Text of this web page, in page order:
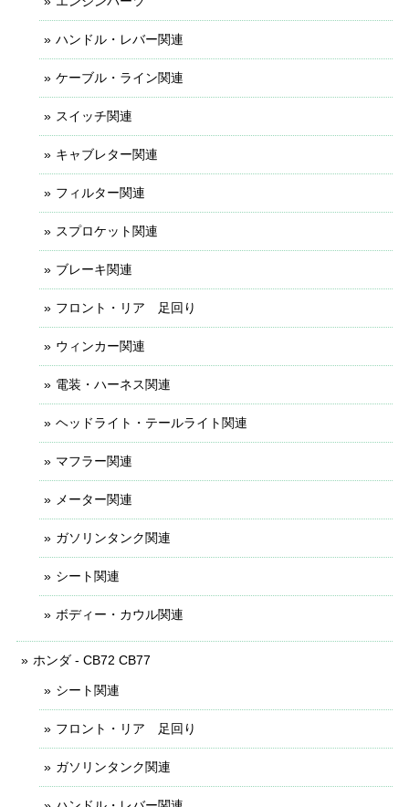
ハンドル・レバー関連
ケーブル・ライン関連
スイッチ関連
キャブレター関連
フィルター関連
スプロケット関連
ブレーキ関連
フロント・リア 足回り
ウィンカー関連
電装・ハーネス関連
ヘッドライト・テールライト関連
マフラー関連
メーター関連
ガソリンタンク関連
シート関連
ボディー・カウル関連
ホンダ - CB72 CB77
シート関連
フロント・リア 足回り
ガソリンタンク関連